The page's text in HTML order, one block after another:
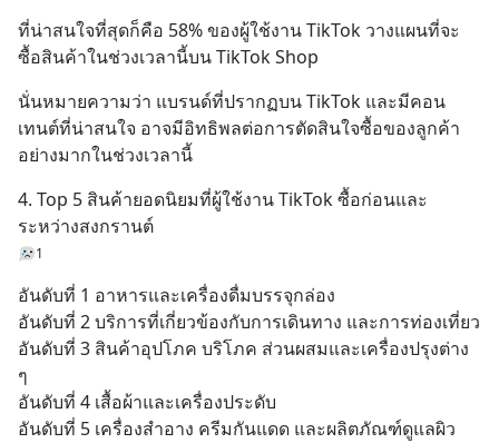
ที่น่าสนใจที่สุดก็คือ 58% ของผู้ใช้งาน TikTok วางแผนที่จะ
ซื้อสินค้าในช่วงเวลานี้บน TikTok Shop
นั่นหมายความว่า แบรนด์ที่ปรากฏบน TikTok และมีคอน
เทนต์ที่น่าสนใจ อาจมีอิทธิพลต่อการตัดสินใจซื้อของลูกค้า
อย่างมากในช่วงเวลานี้
4. Top 5 สินค้ายอดนิยมที่ผู้ใช้งาน TikTok ซื้อก่อนและ
ระหว่างสงกรานต์
1
อันดับที่ 1 อาหารและเครื่องดื่มบรรจุกล่อง
อันดับที่ 2 บริการที่เกี่ยวข้องกับการเดินทาง และการท่องเที่ยว
อันดับที่ 3 สินค้าอุปโภค บริโภค ส่วนผสมและเครื่องปรุงต่าง
ๆ
อันดับที่ 4 เสื้อผ้าและเครื่องประดับ
อันดับที่ 5 เครื่องสำอาง ครีมกันแดด และผลิตภัณฑ์ดูแลผิว